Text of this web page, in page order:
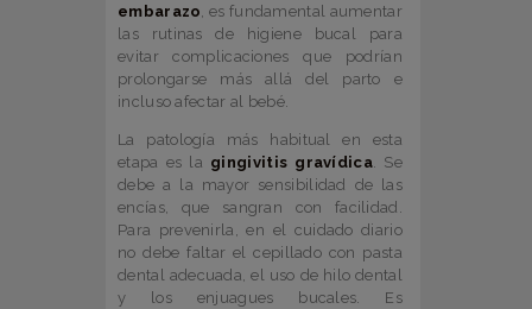
embarazo , es fundamental aumentar
las rutinas de higiene bucal para
evitar complicaciones que podrían
prolongarse más allá del parto e
incluso afectar al bebé.
La patología más habitual en esta
etapa es la gingivitis gravídica. Se
debe a la mayor sensibilidad de las
encías, que sangran con facilidad.
Para prevenirla, en el cuidado diario
no debe faltar el cepillado con pasta
dental adecuada, el uso de hilo dental
y los enjuagues bucales. Es